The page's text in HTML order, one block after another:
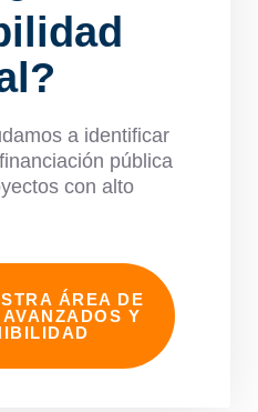
a identificar
pública
con alto
ÁREA DE
Y